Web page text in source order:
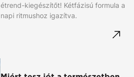
étrend-kiegészítőt! Kétfázisú formula a
napi ritmushoz igazítva.